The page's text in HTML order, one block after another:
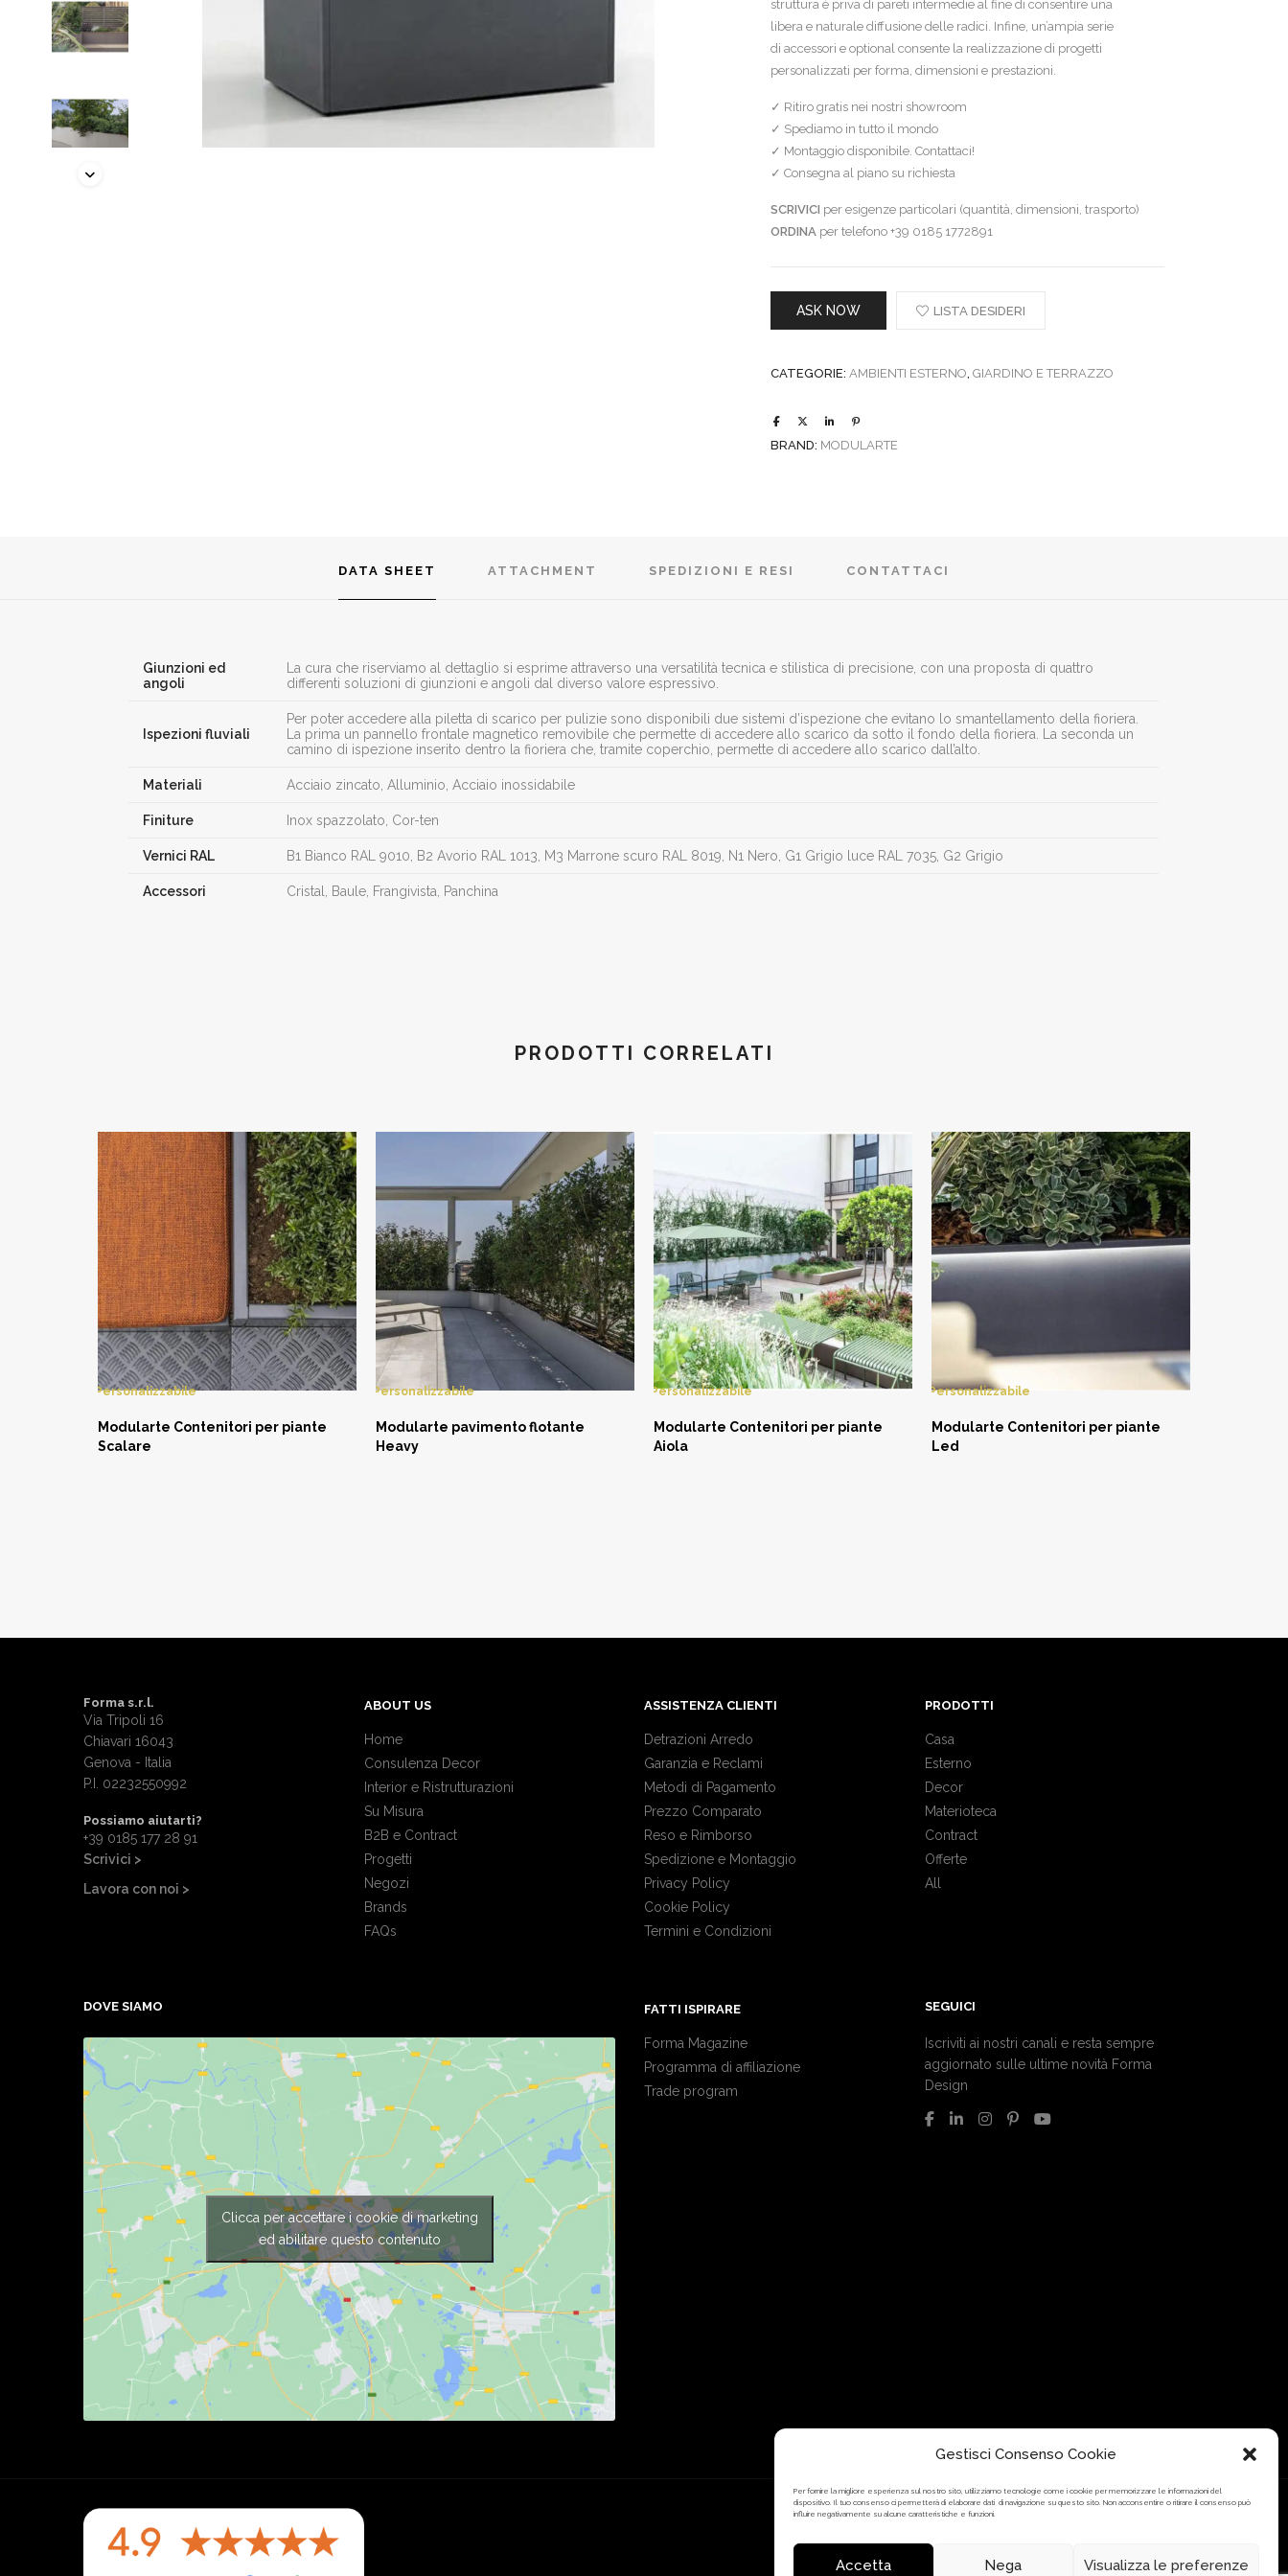
Gestisci Consenso Cookie
Per fornire la migliore esperienza sul nostro sito, utilizziamo tecnologie come i cookie per memorizzare le informazioni del
dispositivo. Il tuo consenso ci permetterà di elaborare dati di navigazione su questo sito. Non acconsentire o ritirare il consenso può
influire negativamente su alcune caratteristiche e funzioni.
Accetta Nega Visualizza le preferenze
struttura è priva di pareti intermedie al fine di consentire una
libera e naturale diffusione delle radici. Infine, un’ampia serie
di accessori e optional consente la realizzazione di progetti
personalizzati per forma, dimensioni e prestazioni.
✓ Ritiro gratis nei nostri showroom
✓ Spediamo in tutto il mondo
✓ Montaggio disponibile. Contattaci!
✓ Consegna al piano su richiesta
SCRIVICI per esigenze particolari (quantità, dimensioni, trasporto)
ORDINAper telefono +39 0185 1772891
ASK NOW LISTA DESIDERI
CATEGORIE: AMBIENTI ESTERNO, GIARDINO E TERRAZZO
BRAND: MODULARTE
DATA SHEET ATTACHMENT SPEDIZIONI E RESI CONTATTACI
Giunzioni ed
angoli
La cura che riserviamo al dettaglio si esprime attraverso una versatilità tecnica e stilistica di precisione, con una proposta di quattro
differenti soluzioni di giunzioni e angoli dal diverso valore espressivo.
Ispezioni fluviali
Per poter accedere alla piletta di scarico per pulizie sono disponibili due sistemi d’ispezione che evitano lo smantellamento della fioriera.
La prima un pannello frontale magnetico removibile che permette di accedere allo scarico da sotto il fondo della fioriera. La seconda un
camino di ispezione inserito dentro la fioriera che, tramite coperchio, permette di accedere allo scarico dall’alto.
Materiali Acciaio zincato, Alluminio, Acciaio inossidabile
Finiture Inox spazzolato, Cor-ten
Vernici RAL B1 Bianco RAL 9010, B2 Avorio RAL 1013, M3 Marrone scuro RAL 8019, N1 Nero, G1 Grigio luce RAL 7035, G2 Grigio
Accessori Cristal, Baule, Frangivista, Panchina
PRODOTTI CORRELATI
Personalizzabile
Modularte Contenitori per piante
Scalare
Personalizzabile
Modularte pavimento flotante
Heavy
Personalizzabile
Modularte Contenitori per piante
Aiola
Personalizzabile
Modularte Contenitori per piante
Led
Forma s.r.l.
Via Tripoli 16
Chiavari 16043
Genova - Italia
P.I. 02232550992
Possiamo aiutarti?
+39 0185 177 28 91
Scrivici >
Lavora con noi >
ABOUT US
Home
Consulenza Decor
Interior e Ristrutturazioni
Su Misura
B2B e Contract
Progetti
Negozi
Brands
FAQs
ASSISTENZA CLIENTI
Detrazioni Arredo
Garanzia e Reclami
Metodi di Pagamento
Prezzo Comparato
Reso e Rimborso
Spedizione e Montaggio
Privacy Policy
Cookie Policy
Termini e Condizioni
PRODOTTI
Casa
Esterno
Decor
Materioteca
Contract
Offerte
All
DOVE SIAMO
Clicca per accettare i cookie di marketing
ed abilitare questo contenuto
FATTI ISPIRARE
Forma Magazine
Programma di affiliazione
Trade program
SEGUICI
Iscriviti ai nostri canali e resta sempre
aggiornato sulle ultime novità Forma
Design